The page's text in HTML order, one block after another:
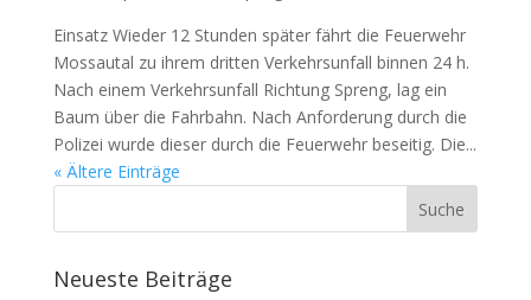
Einsatz Wieder 12 Stunden später fährt die Feuerwehr
Mossautal zu ihrem dritten Verkehrsunfall binnen 24 h.
Nach einem Verkehrsunfall Richtung Spreng, lag ein
Baum über die Fahrbahn. Nach Anforderung durch die
Polizei wurde dieser durch die Feuerwehr beseitig. Die...
« Ältere Einträge
Neueste Beiträge